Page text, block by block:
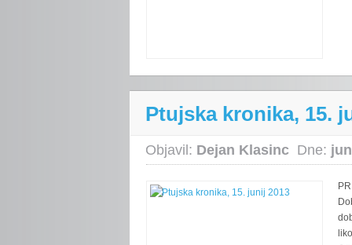
Ptujska kronika, 15.
Objavil: Dejan Klasinc Dne: